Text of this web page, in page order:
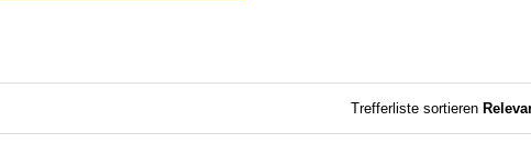
Trefferliste sortieren